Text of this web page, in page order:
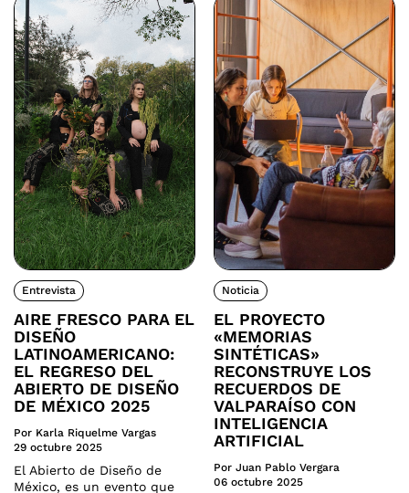
Entrevista
AIRE FRESCO PARA EL
DISEÑO
LATINOAMERICANO:
EL REGRESO DEL
ABIERTO DE DISEÑO
DE MÉXICO 2025
Por Karla Riquelme Vargas
29 octubre 2025
El Abierto de Diseño de
México, es un evento que
Noticia
EL PROYECTO
«MEMORIAS
SINTÉTICAS»
RECONSTRUYE LOS
RECUERDOS DE
VALPARAÍSO CON
INTELIGENCIA
ARTIFICIAL
Por Juan Pablo Vergara
06 octubre 2025